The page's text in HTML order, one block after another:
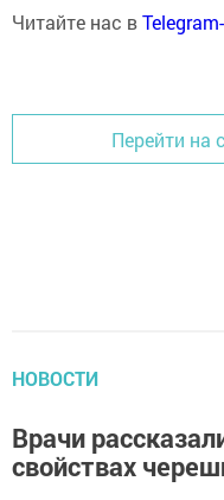
Читайте нас в
Перейти на
НОВОСТИ
Врачи
свойствах